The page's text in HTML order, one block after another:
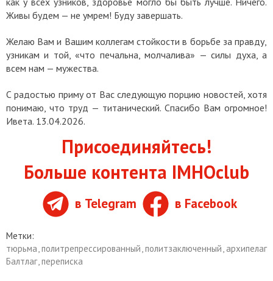
Живы будем — не умрем! Буду завершать.
Желаю Вам и Вашим коллегам стойкости в борьбе за правду,
узникам и той, «что печальна, молчалива» —силы духа, а
всем нам — мужества.
С радостью приму от Вас следующую порцию новостей, хотя
понимаю, что труд — титанический. Спасибо Вам огромное!
Ивета. 13.04.2026.
Присоединяйтесь!
Больше контента IMHOclub
в Telegram в Facebook
Метки:
тюрьма политрепрессированный политзаключенный архипелаг
Балтлаг переписка